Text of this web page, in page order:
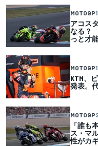
MOTOGP
アコス
なる？
っと才
MOTOGP
KTM、
発表。
MOTOGP
「誰も
ス・マ
性がカ